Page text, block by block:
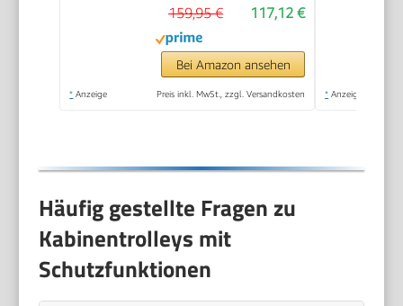
EasyJet & die meisten
Fluggesellschaften,
erweiterbar,
35.5/41L, Grün
117,12 €
159,95 €
Bei Amazon ansehen
* Anzeige Preis inkl. MwSt., zzgl. Versandkosten * Anzeige
Häufig gestellte Fragen zu
Kabinentrolleys mit
Schutzfunktionen